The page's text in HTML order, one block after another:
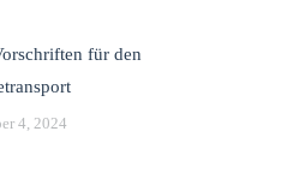
für den
4, 2024